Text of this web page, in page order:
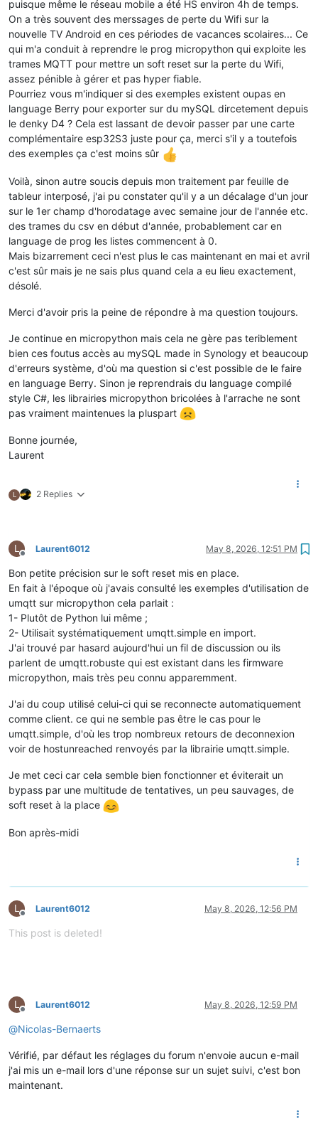
Taille
programme 1524 KB
Espace
programme libre 1356 KB
Mémoire libre 134,6 KB (frag, 18%)
Mémoire PS-RAM 2048 KB
Mémoire PS-RAM libre 2032 KB
Partition
safeboot 832 (utilisé
Partition
app0* KB (utilisé
Partition fs 4416 KB
puisque même le réseau mobile a été HS environ 4h de temps.
On a très souvent des merssages de perte du Wifi sur la
nouvelle TV Android en ces périodes de vacances scolaires... Ce
qui m'a conduit à reprendre le prog micropython qui exploite les
trames MQTT pour mettre un soft reset sur la perte du Wifi,
assez pénible à gérer et pas hyper fiable.
Pourriez vous m'indiquer si des exemples existent oupas en
language Berry pour exporter sur du mySQL dircetement depuis
le denky D4 ? Cela est lassant de devoir passer par une carte
complémentaire esp32S3 juste pour ça, merci s'il y a toutefois
des exemples ça c'est moins sûr
Voilà, sinon autre soucis depuis mon traitement par feuille de
tableur interposé, j'ai pu constater qu'il y a un décalage d'un jour
sur le 1er champ d'horodatage avec semaine jour de l'année etc.
des trames du csv en début d'année, probablement car en
language de prog les listes commencent à 0.
Mais bizarrement ceci n'est plus le cas maintenant en mai et avril
c'est sûr mais je ne sais plus quand cela a eu lieu exactement,
désolé.
Merci d'avoir pris la peine de répondre à ma question toujours.
Je continue en micropython mais cela ne gère pas teriblement
bien ces foutus accès au mySQL made in Synology et beaucoup
d'erreurs système, d'où ma question si c'est possible de le faire
en language Berry. Sinon je reprendrais du language compilé
style C#, les librairies micropython bricolées à l'arrache ne sont
pas vraiment maintenues la pluspart
Bonne journée,
Laurent
L 2 Replies
L
Offline
Laurent6012 May 8, 2026, 12:51 PM
Bon petite précision sur le soft reset mis en place.
En fait à l'époque où j'avais consulté les exemples d'utilisation de
umqtt sur micropython cela parlait :
1- Plutôt de Python lui même ;
2- Utilisait systématiquement umqtt.simple en import.
J'ai trouvé par hasard aujourd'hui un fil de discussion ou ils
parlent de umqtt.robuste qui est existant dans les firmware
micropython, mais très peu connu apparemment.
J'ai du coup utilisé celui-ci qui se reconnecte automatiquement
comme client. ce qui ne semble pas être le cas pour le
umqtt.simple, d'où les trop nombreux retours de deconnexion
voir de hostunreached renvoyés par la librairie umqtt.simple.
Je met ceci car cela semble bien fonctionner et éviterait un
bypass par une multitude de tentatives, un peu sauvages, de
soft reset à la place
Bon après-midi
L
Offline
Laurent6012 May 8, 2026, 12:56 PM
This post is deleted!
L
Offline
Laurent6012 May 8, 2026, 12:59 PM
@Nicolas-Bernaerts
Vérifié, par défaut les réglages du forum n'envoie aucun e-mail
j'ai mis un e-mail lors d'une réponse sur un sujet suivi, c'est bon
maintenant.